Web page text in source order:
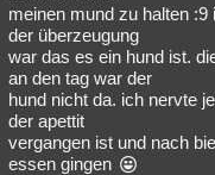
meinen mund zu halten
der überzeugung
war das es ein hund ist.
an den tag war der
hund nicht da. ich nervte
der apettit
vergangen ist und nach
essen gingen